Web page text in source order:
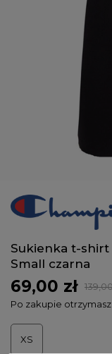
Sukienka t-shirt
Small czarna
69,00 zł
Po zakupie otrzymasz
XS